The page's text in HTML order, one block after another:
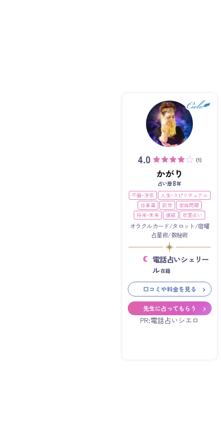
4.0 (1)
かがり
占い歴8年
不倫・浮気
人生・スピリチュアル
仕事運
前世
家庭問題
将来・未来
復縁 恋愛占い
オラクルカード/タロット/宿曜
占星術/数秘術
電話占いシェリー
ル在籍
口コミや料金を見る
先生に占ってもらう
PR:電話占いシエロ